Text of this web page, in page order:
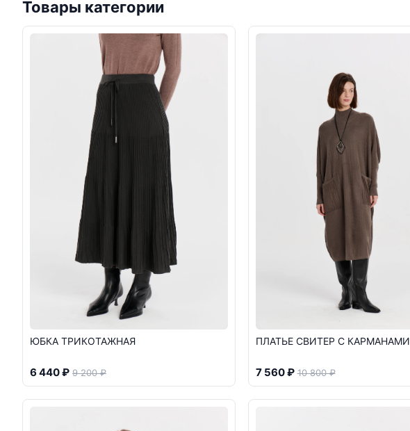
Товары категории
ЮБКА ТРИКОТАЖНАЯ
6 440 ₽ 9 200 ₽
ПЛАТЬЕ СВИТЕР С КАРМАНАМИ
7 560 ₽ 10 800 ₽